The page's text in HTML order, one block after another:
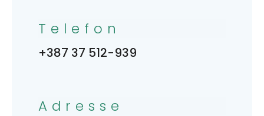
Telefon
+387 37 512-939
Adresse